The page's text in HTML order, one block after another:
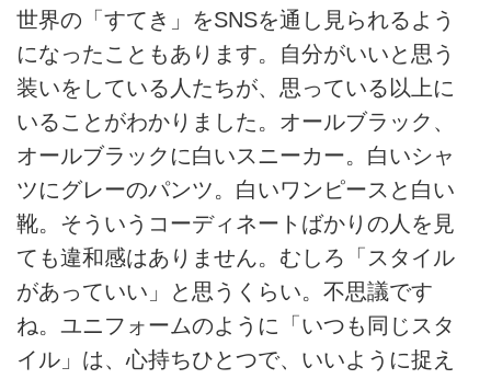
世界の「すてき」をSNSを通し⾒られるよう
になったこともあります。⾃分がいいと思う
装いをしている⼈たちが、思っている以上に
いることがわかりました。オールブラック、
オールブラックに⽩いスニーカー。⽩いシャ
ツにグレーのパンツ。⽩いワンピースと白い
靴。そういうコーディネートばかりの⼈を⾒
ても違和感はありません。むしろ「スタイル
があっていい」と思うくらい。不思議です
ね。ユニフォームのように「いつも同じスタ
イル」は、⼼持ちひとつで、いいように捉え